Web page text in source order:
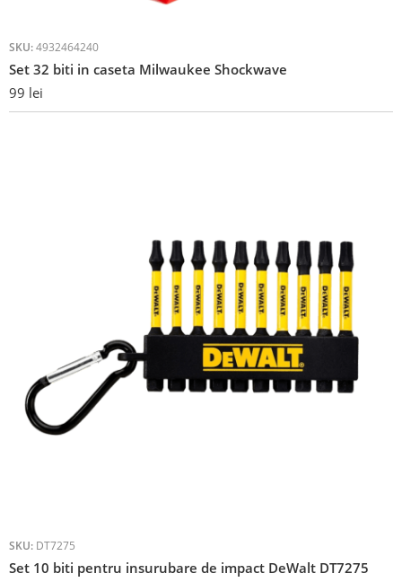
SKU: 4932464240
Set 32 biti in caseta Milwaukee Shockwave
99 lei
SKU: DT7275
Set 10 biti pentru insurubare de impact DeWalt DT7275